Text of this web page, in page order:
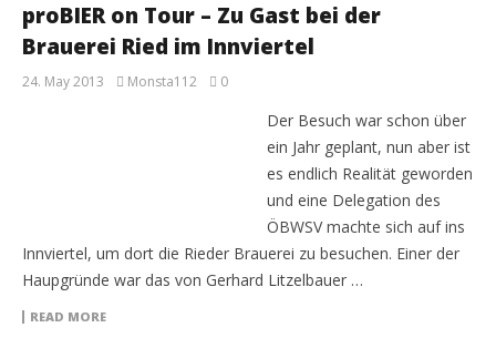
proBIER on Tour – Zu Gast bei der
Brauerei Ried im Innviertel
24. May 2013 Monsta112 0
Der Besuch war schon über
ein Jahr geplant, nun aber ist
es endlich Realität geworden
und eine Delegation des
ÖBWSV machte sich auf ins
Innviertel, um dort die Rieder Brauerei zu besuchen. Einer der
Haupgründe war das von Gerhard Litzelbauer …
READ MORE